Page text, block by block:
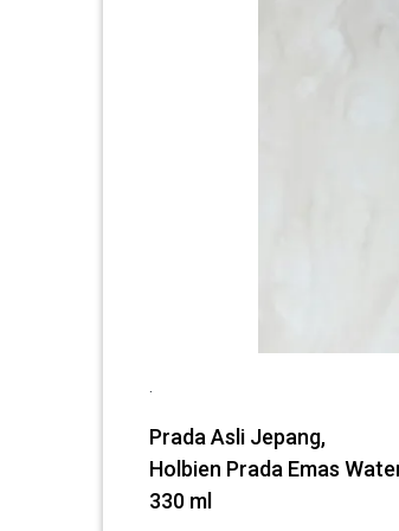
.
Prada Asli Jepang,
Holbien Prada Emas
330 ml